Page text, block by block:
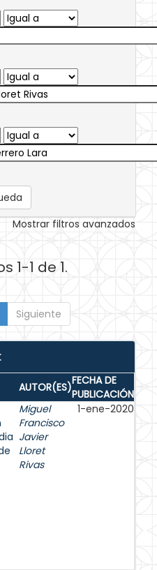
Mostrar filtros avanzados
1-1 de 1.
Siguiente
AUTOR(ES)FECHA DE
PUBLICACIÓN
Miguel
Francisco
Javier
Lloret
Rivas
1-ene-2020